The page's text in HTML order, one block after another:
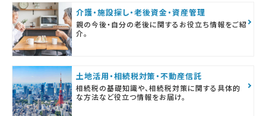
介護・施設探し・老後資金・資産管理
親の今後・自分の老後に関するお役立ち情報をご紹
介。
土地活用・相続税対策・不動産信託
相続税の基礎知識や、相続税対策に関する具体的
な方法など役立つ情報をお届け。